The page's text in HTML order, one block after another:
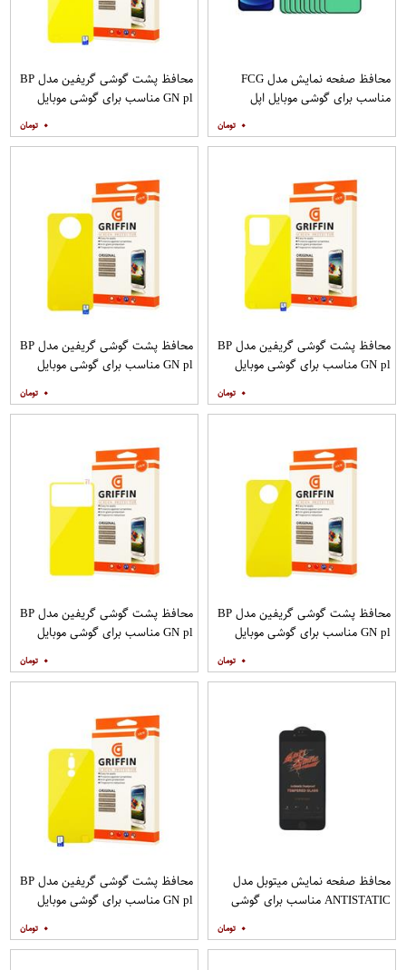
محافظ صفحه نمایش مدل FCG
مناسب برای گوشی موبایل اپل
۰
محافظ پشت گوشی گریفین مدل BP
GN pl مناسب برای گوشی موبایل
۰
محافظ پشت گوشی گریفین مدل BP
GN pl مناسب برای گوشی موبایل
۰
محافظ پشت گوشی گریفین مدل BP
GN pl مناسب برای گوشی موبایل
۰
محافظ پشت گوشی گریفین مدل BP
GN pl مناسب برای گوشی موبایل
۰
محافظ پشت گوشی گریفین مدل BP
GN pl مناسب برای گوشی موبایل
۰
محافظ صفحه نمایش میتوبل مدل
ANTISTATIC مناسب برای گوشی
۰
محافظ پشت گوشی گریفین مدل BP
GN pl مناسب برای گوشی موبایل
۰